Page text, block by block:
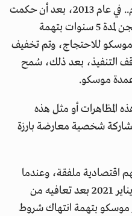
مدى الشر الذي أصبح عليه النظام.. في عام 2013، بعد أن حكمت
محكمة إقليمية على نافالني بالسجن لمدة 5 سنوات بتهمة
موسكو للاحتجاج، وتم تخفيف
التنفيذ، بعد ذلك، سُمح
عمدة موسكو.
المظاهرات أو مثل هذه
شخصية معارضة بارزة
اقتصادية ملفقة، وعندما
عاد "نافالني" نفسه إلى روسيا في يناير 2021 بعد تعافيه من
موسكو بتهمة انتهاك شروط